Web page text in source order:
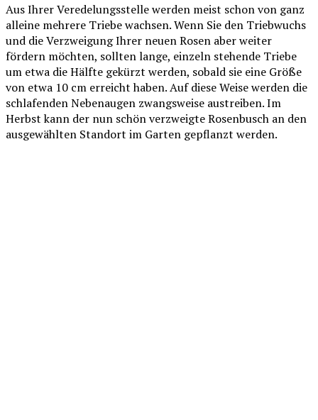
Aus Ihrer Veredelungsstelle werden meist schon von ganz
alleine mehrere Triebe wachsen. Wenn Sie den Triebwuchs
und die Verzweigung Ihrer neuen Rosen aber weiter
fördern möchten, sollten lange, einzeln stehende Triebe
um etwa die Hälfte gekürzt werden, sobald sie eine Größe
von etwa 10 cm erreicht haben. Auf diese Weise werden die
schlafenden Nebenaugen zwangsweise austreiben. Im
Herbst kann der nun schön verzweigte Rosenbusch an den
ausgewählten Standort im Garten gepflanzt werden.